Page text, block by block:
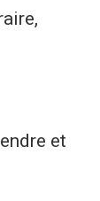
et